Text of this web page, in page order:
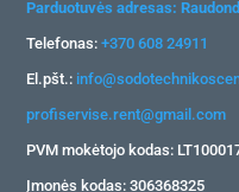
Parduotuvės adresas:
Telefonas:+370 608 24911
El.pšt.:
profiservise.rent@gmail.com
PVM mokėtojo kodas:
Įmonės kodas: 306368325